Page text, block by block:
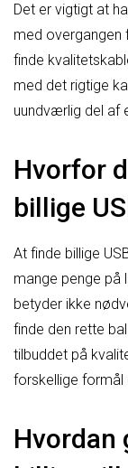
Det er vigtigt at
med overgangen
finde
med det rigtige
uundværlig del af
Hvorfor
billige
At finde billige
mange penge på
betyder ikke
finde den rette
tilbuddet på
forskellige
Hvordan